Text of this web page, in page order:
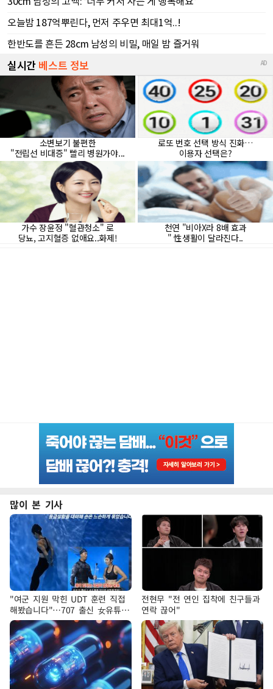
많이 본 기사
"여군 지원 막힌 UDT 훈련 직접
해봤습니다"…707 출신 女유튜버
'완벽 소화'
전현무 "전 연인 집착에 친구들과
연락 끊어"